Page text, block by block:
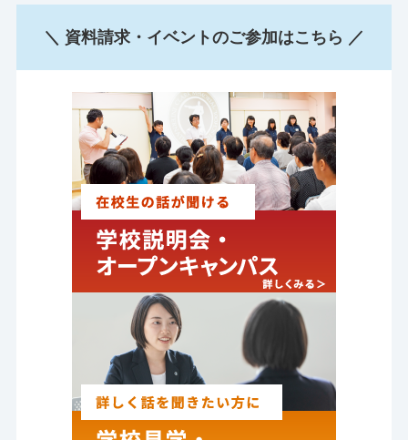
＼ 資料請求・イベントのご参加はこちら ／